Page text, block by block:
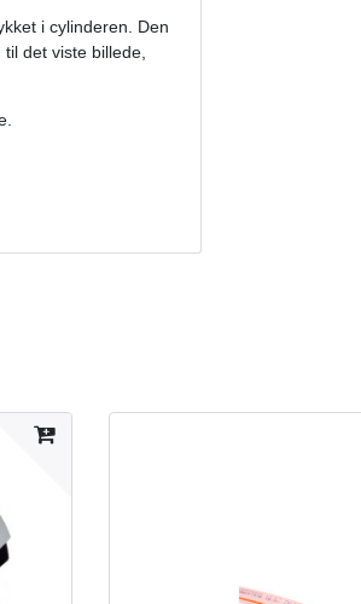
i cylinderen. Den
det viste billede,